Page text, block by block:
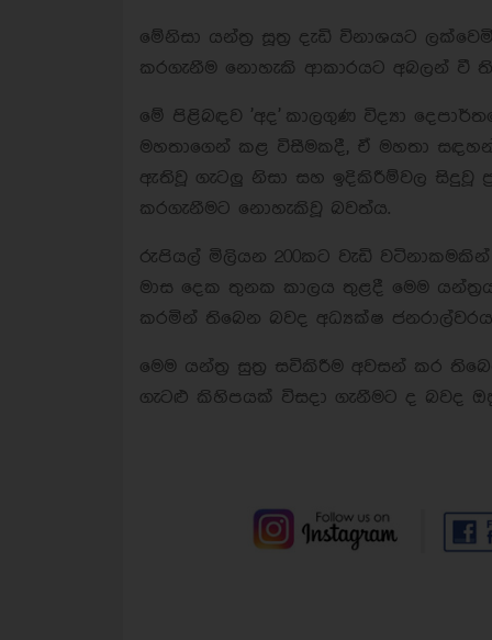
මේනිසා යන්ත්‍ර සූත්‍ර දැඩි විනාශයට
කරගැනීම නොහැකි ආකාරයට අබලන් වී
මේ පිළිබඳව 'අද' කාලගුණ විද්‍යා
මහතාගෙන් කළ විසීමකදී, ඒ මහතා සඳහන්
ඇතිවූ ගැටලු නිසා සහ ඉදිකිරීම්වල සිදුවූ
කරගැනීමට නොහැකිවූ බවත්ය.
රුපියල් මිලියන 200කට වැඩි
මාස දෙක තුනක කාලය තුළදී මෙම
කරමින් තිබෙන බවද අධ්‍යක්ෂ
මෙම යන්ත්‍ර සුත්‍ර සවිකිරීම අවසන් කර
ගැටළු කිහිපයක් විසදා ගැනීමට ද බවද